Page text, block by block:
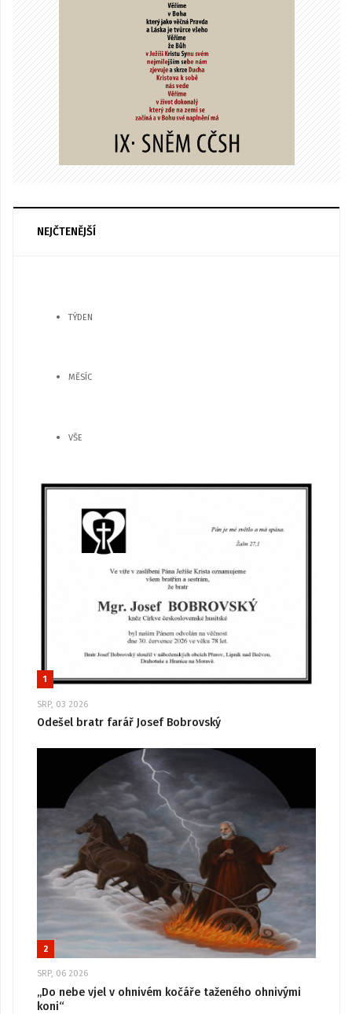
NEJČTENĚJŠÍ
TÝDEN
MĚSÍC
VŠE
1
SRP, 03 2026
Odešel bratr farář Josef Bobrovský
2
SRP, 06 2026
„Do nebe vjel v ohnivém kočáře taženého ohnivými
koni“